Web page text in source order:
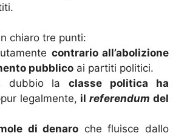
chiaro tre punti:
contrario all’abolizione
pubblico ai partiti politici.
dubbio laclasse politica ha
legalmente, ilreferendum del
di denaro che fluisce dallo